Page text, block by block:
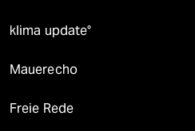
klima update°
Mauerecho
Freie Rede